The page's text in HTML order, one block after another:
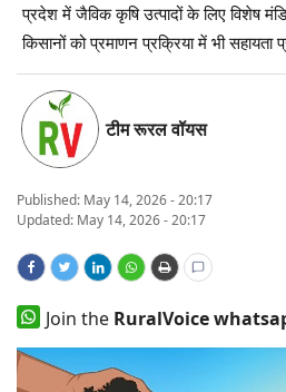
Politics
Magazine
States
Events
Agritech
Cooperatives
प्रदेश में जैविक कृषि उत्पादों के लिए विशेष
किसानों को प्रमाणन प्रक्रिया में भी सहायता
टीम रूरल वॉयस
Published: May 14, 2026 - 20:17
Updated: May 14, 2026 - 20:17
Join the RuralVoice